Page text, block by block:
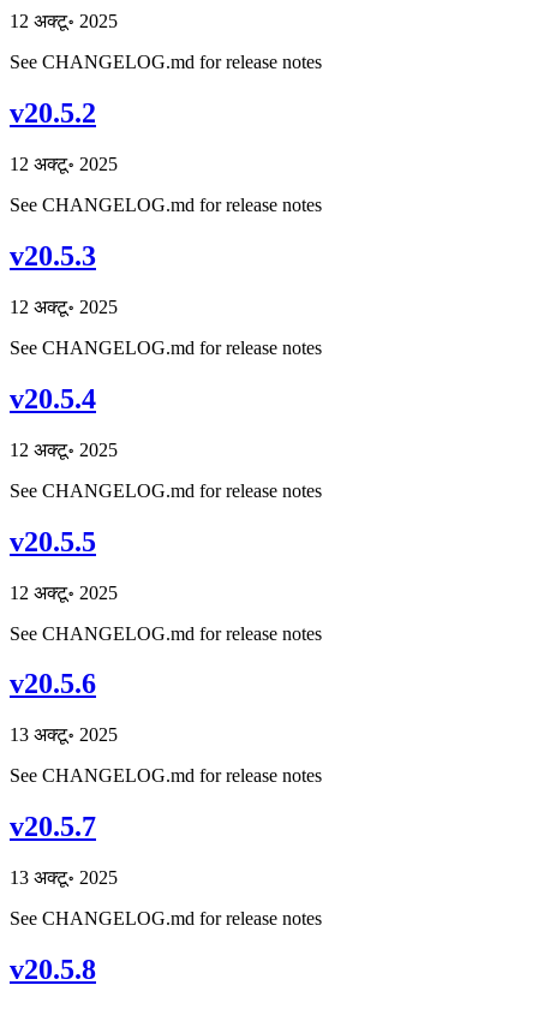
12 अक्टू॰ 2025
See CHANGELOG.md for release notes
v20.5.2
12 अक्टू॰ 2025
See CHANGELOG.md for release notes
v20.5.3
12 अक्टू॰ 2025
See CHANGELOG.md for release notes
v20.5.4
12 अक्टू॰ 2025
See CHANGELOG.md for release notes
v20.5.5
12 अक्टू॰ 2025
See CHANGELOG.md for release notes
v20.5.6
13 अक्टू॰ 2025
See CHANGELOG.md for release notes
v20.5.7
13 अक्टू॰ 2025
See CHANGELOG.md for release notes
v20.5.8